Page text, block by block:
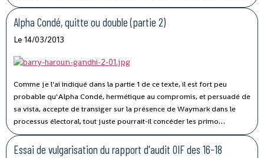
en 2011 et Cameroun en 2012 notamment).
Alpha Condé, quitte ou double (partie 2)
Le 14/03/2013
Comme je l'ai indiqué dans la partie 1 de ce texte, il est fort peu
probable qu'Alpha Condé, hermétique au compromis, et persuadé de
sa vista, accepte de transiger sur la présence de Waymark dans le
processus électoral, tout juste pourrait-il concéder les primo
électeurs de la diaspora, pour illustrer le fait qu'il peut faire des
concessions. Mais comme nous l'avons vu, les leaders de l'opposition
Essai de vulgarisation du rapport d'audit OIF des 16-18